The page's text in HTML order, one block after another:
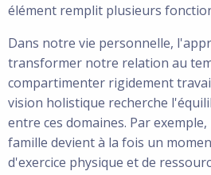
élément remplit plusieurs
Dans notre vie personnelle,
transformer notre relation au
compartimenter rigidement
vision holistique recherche
entre ces domaines. Par
famille devient à la fois un
d'exercice physique et de